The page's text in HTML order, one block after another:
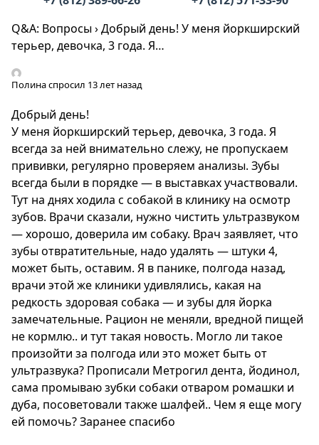
Q&A: Вопросы›Добрый день! У меня йоркширский
терьер, девочка, 3 года. Я…
Полинаспросил 13 лет назад
Добрый день!
У меня йоркширский терьер, девочка, 3 года. Я
всегда за ней внимательно слежу, не пропускаем
прививки, регулярно проверяем анализы. Зубы
всегда были в порядке — в выставках участвовали.
Тут на днях ходила с собакой в клинику на осмотр
зубов. Врачи сказали, нужно чистить ультразвуком
— хорошо, доверила им собаку. Врач заявляет, что
зубы отвратительные, надо удалять — штуки 4,
может быть, оставим. Я в панике, полгода назад,
врачи этой же клиники удивлялись, какая на
редкость здоровая собака — и зубы для йорка
замечательные. Рацион не меняли, вредной пищей
не кормлю.. и тут такая новость. Могло ли такое
произойти за полгода или это может быть от
ультразвука? Прописали Метрогил дента, йодинол,
сама промываю зубки собаки отваром ромашки и
дуба, посоветовали также шалфей.. Чем я еще могу
ей помочь? Заранее спасибо